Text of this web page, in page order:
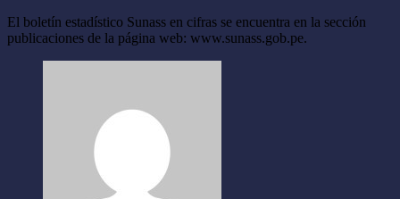
El boletín estadístico Sunass en cifras se encuentra en la sección
publicaciones de la página web: www.sunass.gob.pe.